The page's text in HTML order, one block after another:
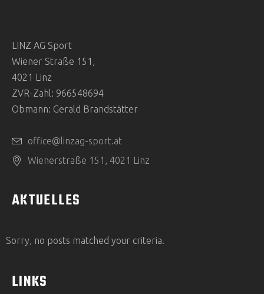
LINZ AG Sport
Wiener Straße 151,
4021 Linz
ZVR-Zahl: 966548694
Obmann: Gerald Brandstätter
office@linzag-sport.at
Wienerstraße 151, 4021 Linz
AKTUELLES
Sorry, no posts matched your criteria.
LINKS